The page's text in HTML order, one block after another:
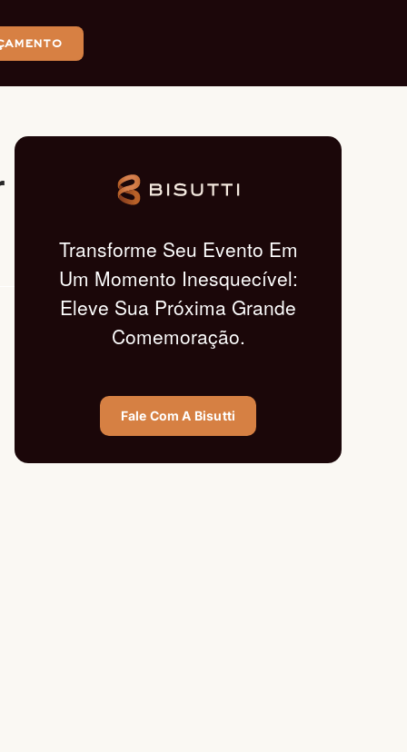
Transforme Seu Evento Em
Um Momento Inesquecível:
Eleve Sua Próxima Grande
Comemoração.
Fale Com A Bisutti